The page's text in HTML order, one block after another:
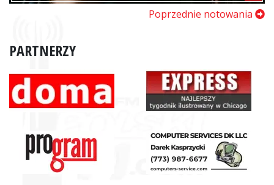
Poprzednie notowania
PARTNERZY